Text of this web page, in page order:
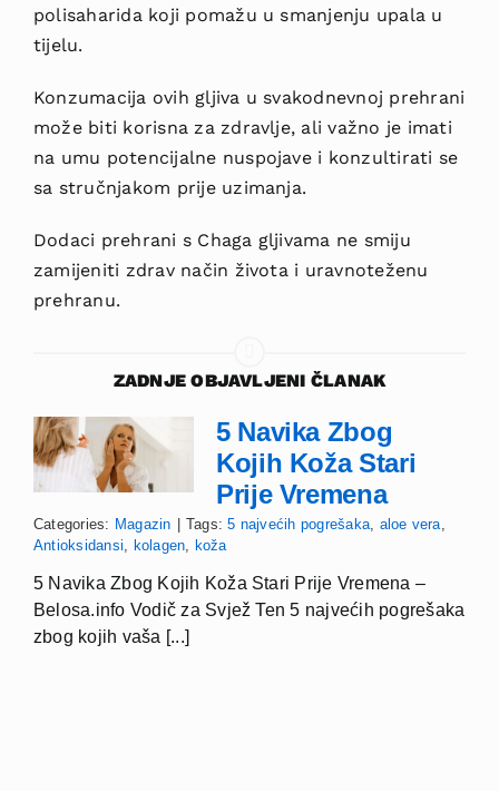
polisaharida koji pomažu u smanjenju upala u
tijelu.
Konzumacija ovih gljiva u svakodnevnoj prehrani
može biti korisna za zdravlje, ali važno je imati
na umu potencijalne nuspojave i konzultirati se
sa stručnjakom prije uzimanja.
Dodaci prehrani s Chaga gljivama ne smiju
zamijeniti zdrav način života i uravnoteženu
prehranu.
ZADNJE OBJAVLJENI ČLANAK
5 Navika Zbog
Kojih Koža Stari
Prije Vremena
Categories: Magazin Tags:5 najvećih pogrešaka, aloe vera,
Antioksidansi, kolagen, koža
5 Navika Zbog Kojih Koža Stari Prije Vremena –
Belosa.info Vodič za Svjež Ten 5 najvećih pogrešaka
zbog kojih vaša [...]